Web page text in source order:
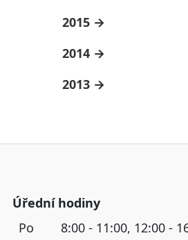
2015
2014
2013
Úřední hodiny
Po
8:00 - 11:00, 12:00 -